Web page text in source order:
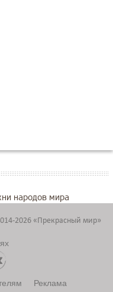
народов мира
2026 «Прекрасный мир»
Реклама